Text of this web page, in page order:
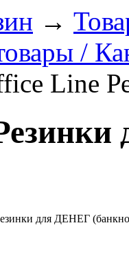
→
/
Line
для ДЕНЕГ